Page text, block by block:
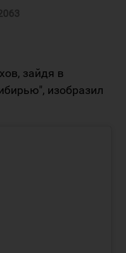
зайдя в
изобразил